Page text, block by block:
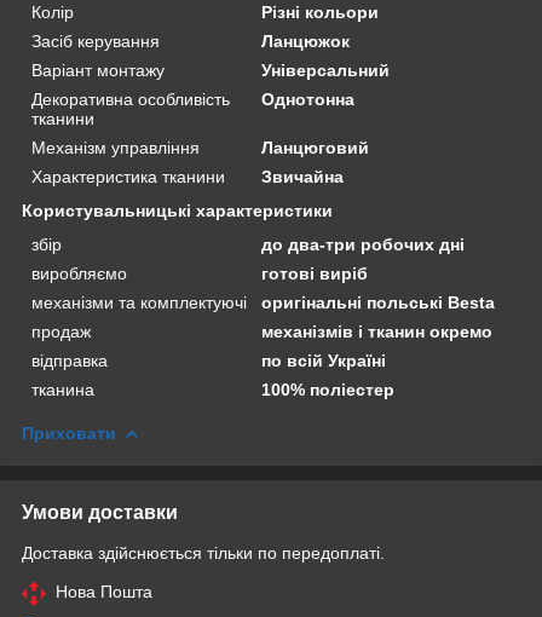
Колір
Різні кольори
Засіб керування
Ланцюжок
Варіант монтажу
Універсальний
Декоративна особливість
тканини
Однотонна
Механізм управління
Ланцюговий
Характеристика тканини
Звичайна
Користувальницькі характеристики
збір
до два-три робочих дні
виробляємо
готові виріб
механізми та комплектуючі
оригінальні польські Besta
продаж
механізмів і тканин окремо
відправка
по всій Україні
тканина
100% поліестер
Приховати
Умови доставки
Доставка здійснюється тільки по передоплаті.
Нова Пошта